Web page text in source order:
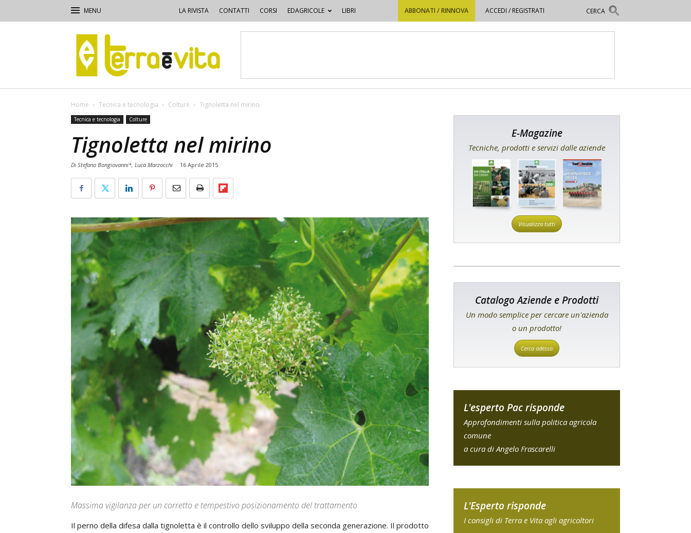
LA RIVISTA CONTATTI CORSI EDAGRICOLE LIBRI ABBONATI / RINNOVA ACCEDI / REGISTRATI
Terra
e
Vita
Home Tecnica e tecnologia Colture Tignoletta nel mirino
Tecnica e tecnologia Colture
Tignoletta nel mirino
Di Stefano Bongiovanni*, Luca Marzocchi - 16 Aprile 2015
Massima vigilanza per un corretto e tempestivo posizionamento del trattamento
Il perno della difesa dalla tignoletta è il controllo dello sviluppo della seconda generazione. Il prodotto
E-Magazine
Tecniche, prodotti e servizi dalle aziende
Visualizza tutti
Catalogo Aziende e Prodotti
Un modo semplice per cercare un'azienda
o un prodotto!
Cerca adesso
L'esperto Pac risponde
Approfondimenti sulla politica agricola
comune
a cura di Angelo Frascarelli
L'Esperto risponde
I consigli di Terra e Vita agli agricoltori